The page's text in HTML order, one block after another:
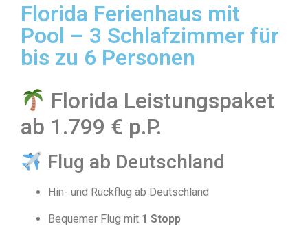
Florida Ferienhaus mit
Pool – 3 Schlafzimmer für
bis zu 6 Personen
Florida Leistungspaket
ab 1.799 € p.P.
Flug ab Deutschland
Hin- und Rückflug ab Deutschland
Bequemer Flug mit 1 Stopp